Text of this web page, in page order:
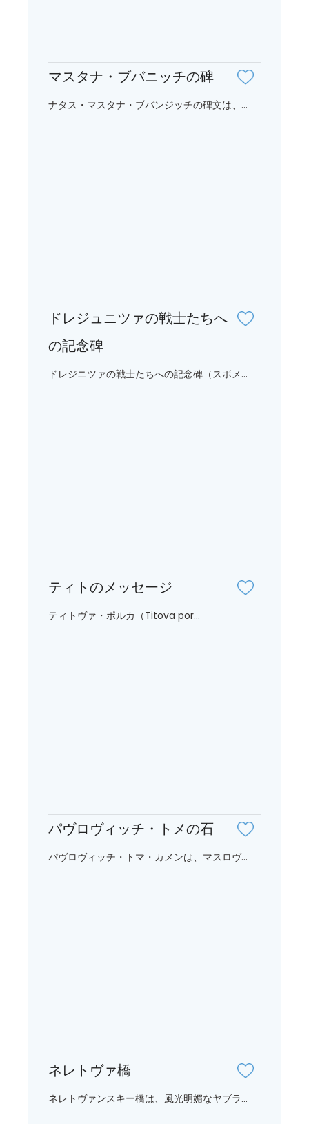
マスタナ・ブバニッチの碑
ナタス・マスタナ・ブバンジッチの碑文は、...
ドレジュニツァの戦士たちへ
の記念碑
ドレジニツァの戦士たちへの記念碑（スボメ...
ティトのメッセージ
ティトヴァ・ポルカ（Titova por...
パヴロヴィッチ・トメの石
パヴロヴィッチ・トマ・カメンは、マスロヴ...
ネレトヴァ橋
ネレトヴァンスキー橋は、風光明媚なヤブラ...